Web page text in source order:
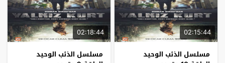
02:15:44
مسلسل الذئب الوحيد
02:18:44
مسلسل الذئب الوحيد